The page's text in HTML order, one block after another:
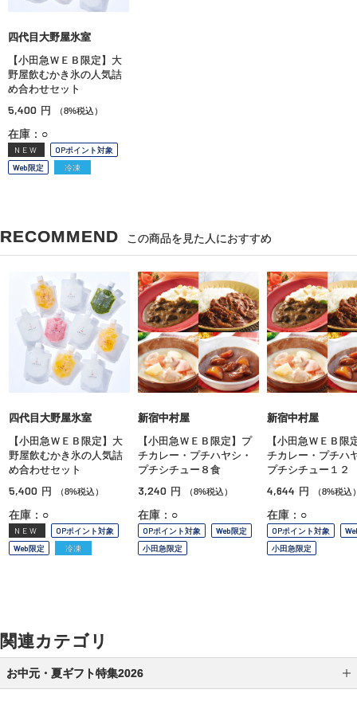
四代目大野屋氷室
【小田急ＷＥＢ限定】大
野屋飲むかき氷の人気詰
め合わせセット
5,400 円 （8%税込）
在庫：○
NEW
OPポイント対象
Web限定
冷凍
RECOMMEND この商品を見た人におすすめ
四代目大野屋氷室
【小田急ＷＥＢ限定】大
野屋飲むかき氷の人気詰
め合わせセット
5,400 円 （8%税込）
在庫：○
NEW
OPポイント対象
Web限定
冷凍
新宿中村屋
【小田急ＷＥＢ限定】プ
チカレー・プチハヤシ・
プチシチュー８食
3,240 円 （8%税込）
在庫：○
OPポイント対象
Web限定
小田急限定
新宿中村屋
【小田急ＷＥＢ限
チカレー・プチハ
プチシチュー１２
4,644 円 （8%税込
在庫：○
OPポイント対象
小田急限定
関連カテゴリ
お中元・夏ギフト特集2026